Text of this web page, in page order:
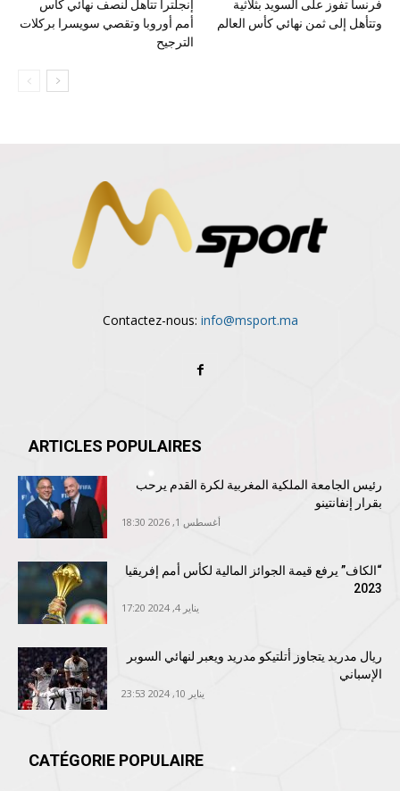
إنجلترا تتأهل لنصف نهائي كأس
أمم أوروبا وتقصي سويسرا بركلات
الترجيح
فرنسا تفوز على السويد بثلاثية
وتتأهل إلى ثمن نهائي كأس العالم
Contactez-nous: info@msport.ma
ARTICLES POPULAIRES
رئيس الجامعة الملكية المغربية لكرة القدم يرحب
بقرار إنفانتينو
أغسطس 1, 2026 18:30
“الكاف” يرفع قيمة الجوائز المالية لكأس أمم إفريقيا
2023
يناير 4, 2024 17:20
ريال مدريد يتجاوز أتلتيكو مدريد ويعبر لنهائي السوبر
الإسباني
يناير 10, 2024 23:53
CATÉGORIE POPULAIRE